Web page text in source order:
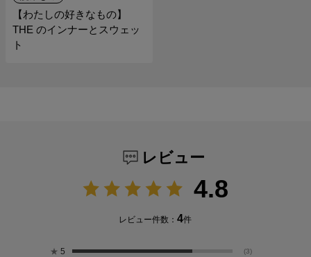
【わたしの好きなもの】
THE のインナーとスウェッ
ト
レビュー
4.8
レビュー件数：4件
★ 5 (3)